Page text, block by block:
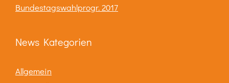
Bundestagswahlprogr. 2017
News Kategorien
Allgemein